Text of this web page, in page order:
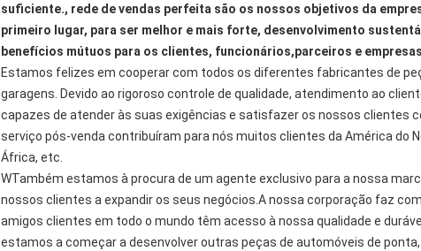
suficiente., rede de vendas perfeita são os nossos objetivos da
primeiro lugar, para ser melhor e mais forte, desenvolvimento
benefícios mútuos para os clientes, funcionários,parceiros e
Estamos felizes em cooperar com todos os diferentes fabricantes de
garagens. Devido ao rigoroso controle de qualidade, atendimento ao
capazes de atender às suas exigências e satisfazer os nossos clientes
serviço pós-venda contribuíram para nós muitos clientes da América do
África, etc.
WTambém estamos à procura de um agente exclusivo para a nossa
nossos clientes a expandir os seus negócios.A nossa corporação faz
amigos clientes em todo o mundo têm acesso à nossa qualidade e
estamos a começar a desenvolver outras peças de automóveis de